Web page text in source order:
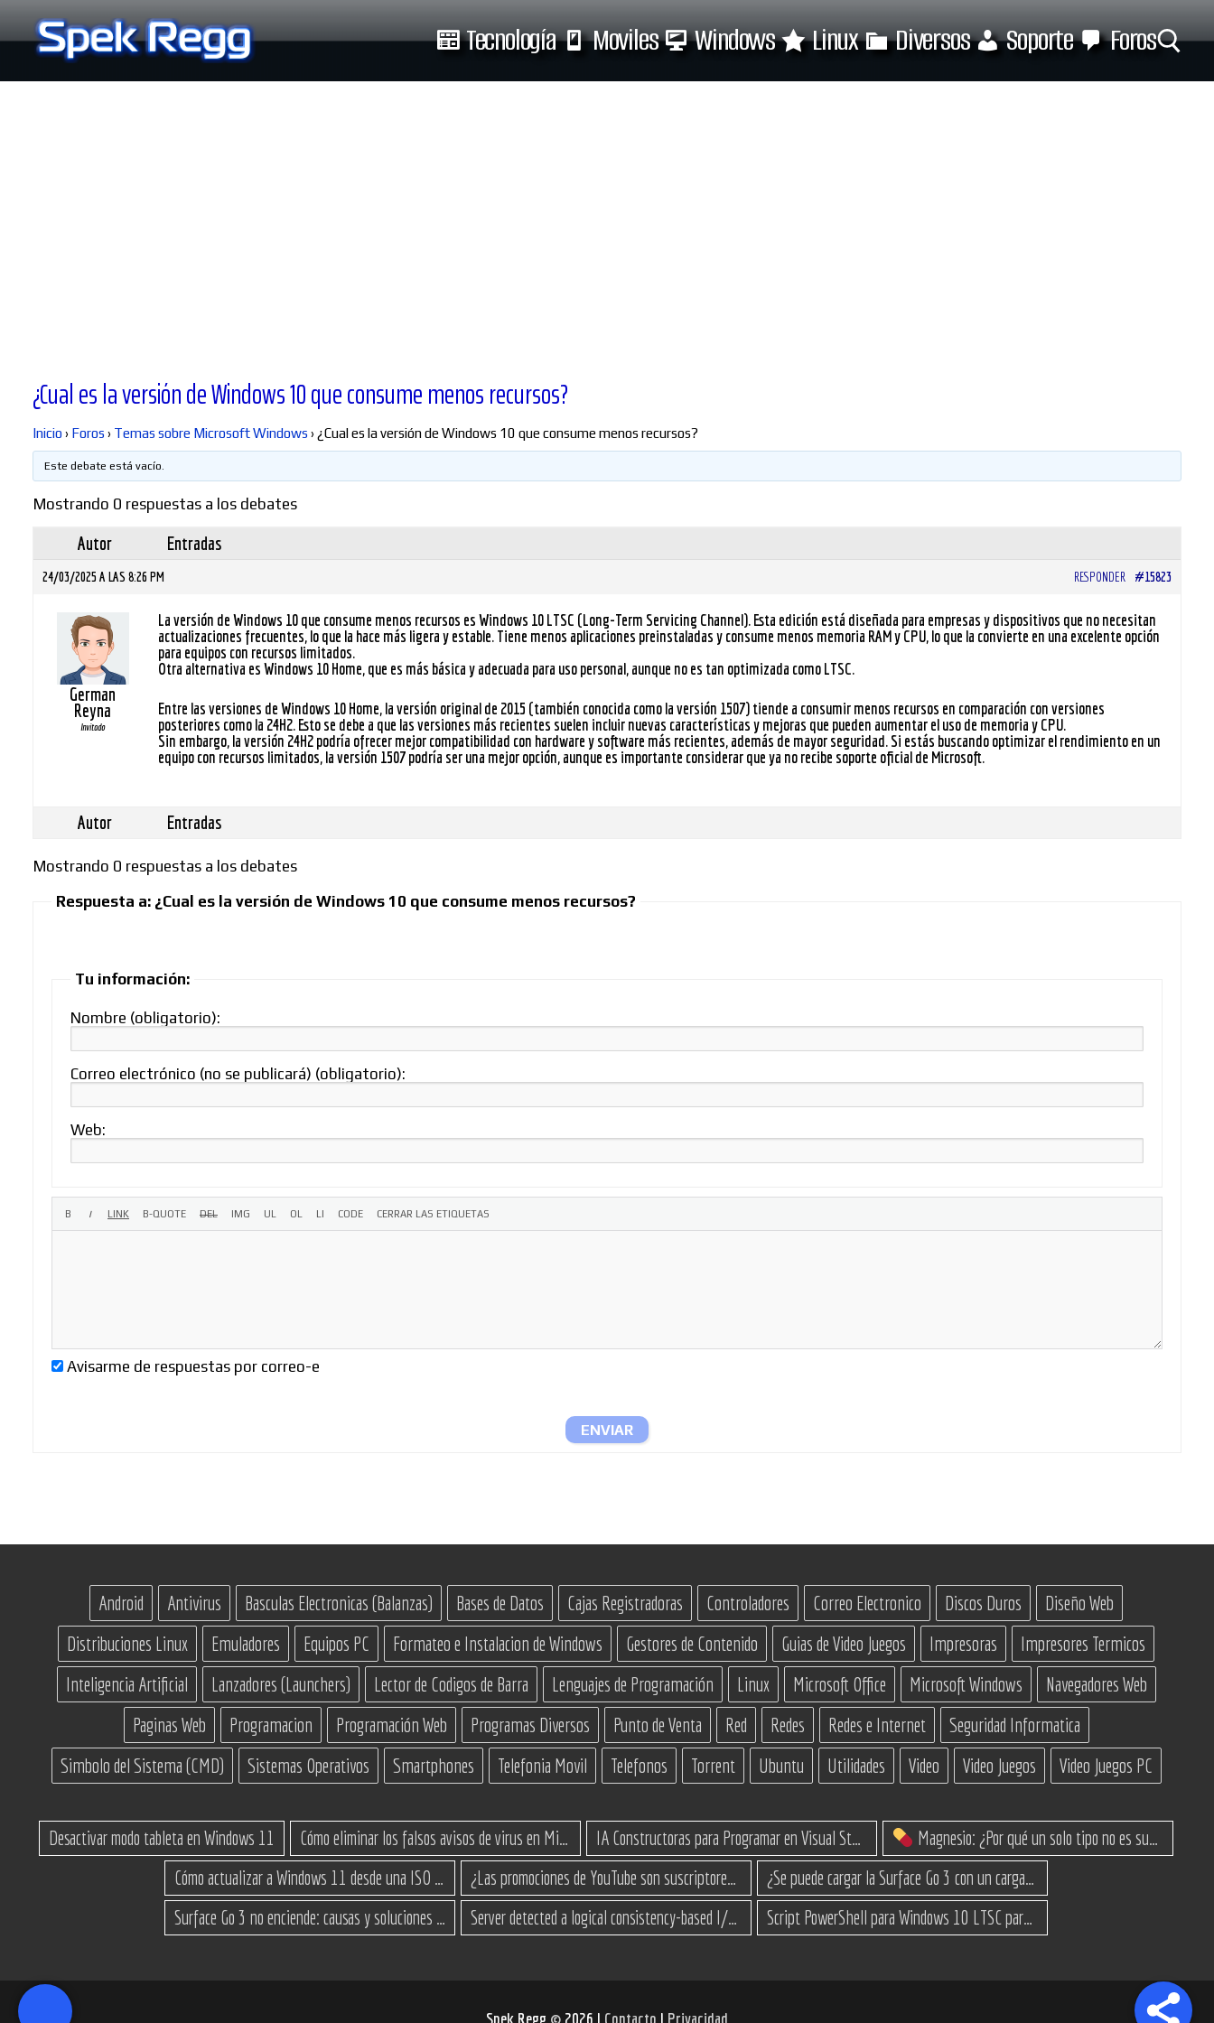
al
contenido
Tecnología Moviles Windows Linux Diversos Soporte Foros
Diversos
Soporte
¿Cual es la versión de Windows 10 que consume menos recursos?
Inicio› Foros › Temas sobre Microsoft Windows › ¿Cual es la versión de Windows 10 que consume menos recursos?
Este debate está vacío.
Mostrando 0 respuestas a los debates
Autor Entradas
24/03/2025 A LAS 8:26 PM #15823
RESPONDER
German
Reyna
Invitado
La versión deWindows 10que consume menos recursos esWindows 10 LTSC (Long-Term Servicing Channel). Esta edición está diseñada para empresas y dispositivos que no necesitan
actualizaciones frecuentes, lo que la hace más ligera y estable. Tiene menos aplicaciones preinstaladas y consume menos memoria RAM y CPU, lo que la convierte en una excelente opción
para equipos con recursos limitados.
Otra alternativa esWindows 10 Home, que es más básica y adecuada para uso personal, aunque no es tan optimizada como LTSC.
Entre las versiones deWindows 10 Home, la versión original de 2015 (también conocida como la versión 1507) tiende a consumir menos recursos en comparación con versiones
posteriores como la 24H2. Esto se debe a que las versiones más recientes suelen incluir nuevas características y mejoras que pueden aumentar el uso de memoria y CPU.
Sin embargo, la versión 24H2 podría ofrecer mejor compatibilidad con hardware y software más recientes, además de mayor seguridad. Si estás buscando optimizar el rendimiento en un
equipo con recursos limitados, la versión 1507 podría ser una mejor opción, aunque es importante considerar que ya no recibe soporte oficial de Microsoft.
Autor Entradas
Mostrando 0 respuestas a los debates
Respuesta a: ¿Cual es la versión de Windows 10 que consume menos recursos?
Tu información:
Nombre (obligatorio):
Correo electrónico (no se publicará) (obligatorio):
Web:
Avisarme de respuestas por correo-e
ENVIAR
Android Antivirus Basculas Electronicas (Balanzas) Bases de Datos Cajas Registradoras Controladores Correo Electronico Discos Duros
Diseño Web
Distribuciones Linux
Emuladores Equipos PC Formateo e Instalacion de Windows Gestores de Contenido Guias de Video Juegos Impresoras
Impresores Termicos
Inteligencia Artificial
Lanzadores (Launchers) Lector de Codigos de Barra Lenguajes de Programación Linux Microsoft Office Microsoft Windows
Navegadores Web
Paginas Web
Programacion Programación Web Programas Diversos Punto de Venta Red Redes Redes e Internet
Seguridad Informatica
Simbolo del Sistema (CMD)
Sistemas Operativos Smartphones Telefonia Movil Telefonos Torrent Ubuntu Utilidades Video Video Juegos Video Juegos PC
Desactivar modo tableta en Windows 11
Magnesio: ¿Por qué un solo tipo no es suficiente? (Guía de variantes)
Spek Regg © 2026 I Contacto I Privacidad